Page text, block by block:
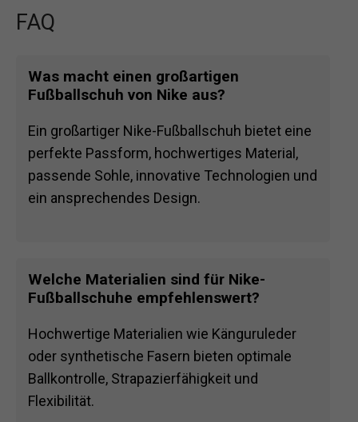
FAQ
Was macht einen großartigen
Fußballschuh von Nike aus?
Ein großartiger Nike-Fußballschuh bietet eine
perfekte Passform, hochwertiges Material,
passende Sohle, innovative Technologien und
ein ansprechendes Design.
Welche Materialien sind für Nike-
Fußballschuhe empfehlenswert?
Hochwertige Materialien wie Känguruleder
oder synthetische Fasern bieten optimale
Ballkontrolle, Strapazierfähigkeit und
Flexibilität.